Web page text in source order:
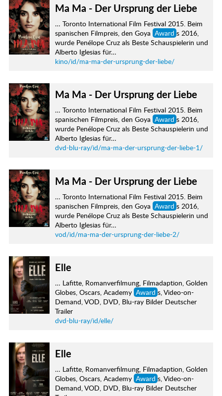
Ma Ma - Der Ursprung der Liebe
… Toronto International Film Festival 2015. Beim
spanischen Filmpreis, den Goya Award s 2016,
wurde Penélope Cruz als Beste Schauspielerin und
Alberto Iglesias für…
kino/id/ma-ma-der-ursprung-der-liebe/
Ma Ma - Der Ursprung der Liebe
… Toronto International Film Festival 2015. Beim
spanischen Filmpreis, den Goya Award s 2016,
wurde Penélope Cruz als Beste Schauspielerin und
Alberto Iglesias für…
dvd-blu-ray/id/ma-ma-der-ursprung-der-liebe-1/
Ma Ma - Der Ursprung der Liebe
… Toronto International Film Festival 2015. Beim
spanischen Filmpreis, den Goya Award s 2016,
wurde Penélope Cruz als Beste Schauspielerin und
Alberto Iglesias für…
vod/id/ma-ma-der-ursprung-der-liebe-2/
Elle
… Lafitte, Romanverfilmung, Filmadaption, Golden
Globes, Oscars, Academy Award s, Video-on-
Demand, VOD, DVD, Blu-ray Bilder Deutscher
Trailer
dvd-blu-ray/id/elle/
Elle
… Lafitte, Romanverfilmung, Filmadaption, Golden
Globes, Oscars, Academy Award s, Video-on-
Demand, VOD, DVD, Blu-ray Bilder Deutscher